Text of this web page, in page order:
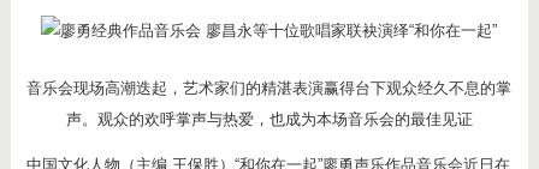
音乐会现场高潮迭起，艺术家们的精湛表演赢得台下观众经久不息的掌
声。观众的欢呼掌声与热爱，也成为本场音乐会的最佳见证
中国文化人物（主编 王保胜）“和你在一起”廖勇声乐作品音乐会近日在